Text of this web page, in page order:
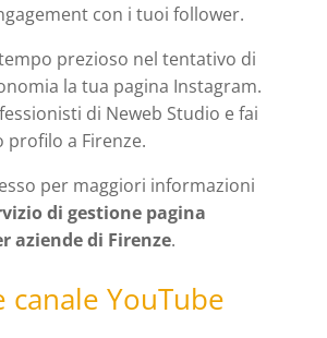
con i tuoi follower.
prezioso nel tentativo di
la tua pagina Instagram.
di Neweb Studio e fai
profilo a Firenze.
per maggiori informazioni
di gestione pagina
aziende di Firenze.
canale YouTube